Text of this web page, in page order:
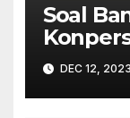
Soal
DEC 12, 2023